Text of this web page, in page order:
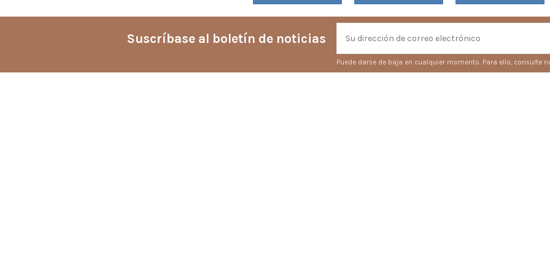
Suscríbase al boletín de noticias
Puede darse de baja en cualquier momento. Para ello, consulte